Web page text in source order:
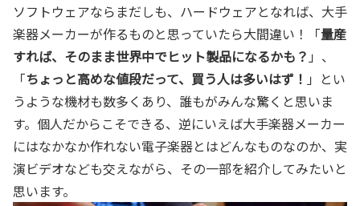
ソフトウェアならまだしも、ハードウェアとなれば、大手
楽器メーカーが作るものと思っていたら大間違い！「量産
すれば、そのまま世界中でヒット製品になるかも？ 」、
「ちょっと高めな値段だって、買う人は多いはず！ 」とい
うような機材も数多くあり、誰もがみんな驚くと思いま
す。個人だからこそできる、逆にいえば大手楽器メーカー
にはなかなか作れない電子楽器とはどんなものなのか、実
演ビデオなども交えながら、その一部を紹介してみたいと
思います。